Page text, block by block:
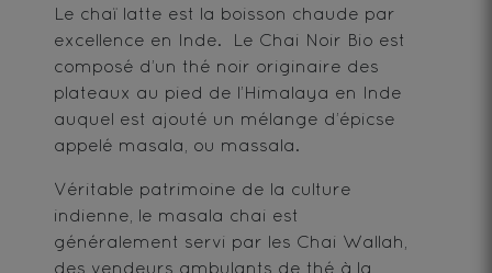
Le chaï latte est la boisson chaude par
excellence en Inde. Le Chai Noir Bio est
composé d’un thé noir originaire des
plateaux au pied de l’Himalaya en Inde
auquel est ajouté un mélange d’épicse
appelé masala, ou massala.
Véritable patrimoine de la culture
indienne, le masala chai est
généralement servi par les Chai Wallah,
des vendeurs ambulants de thé à la